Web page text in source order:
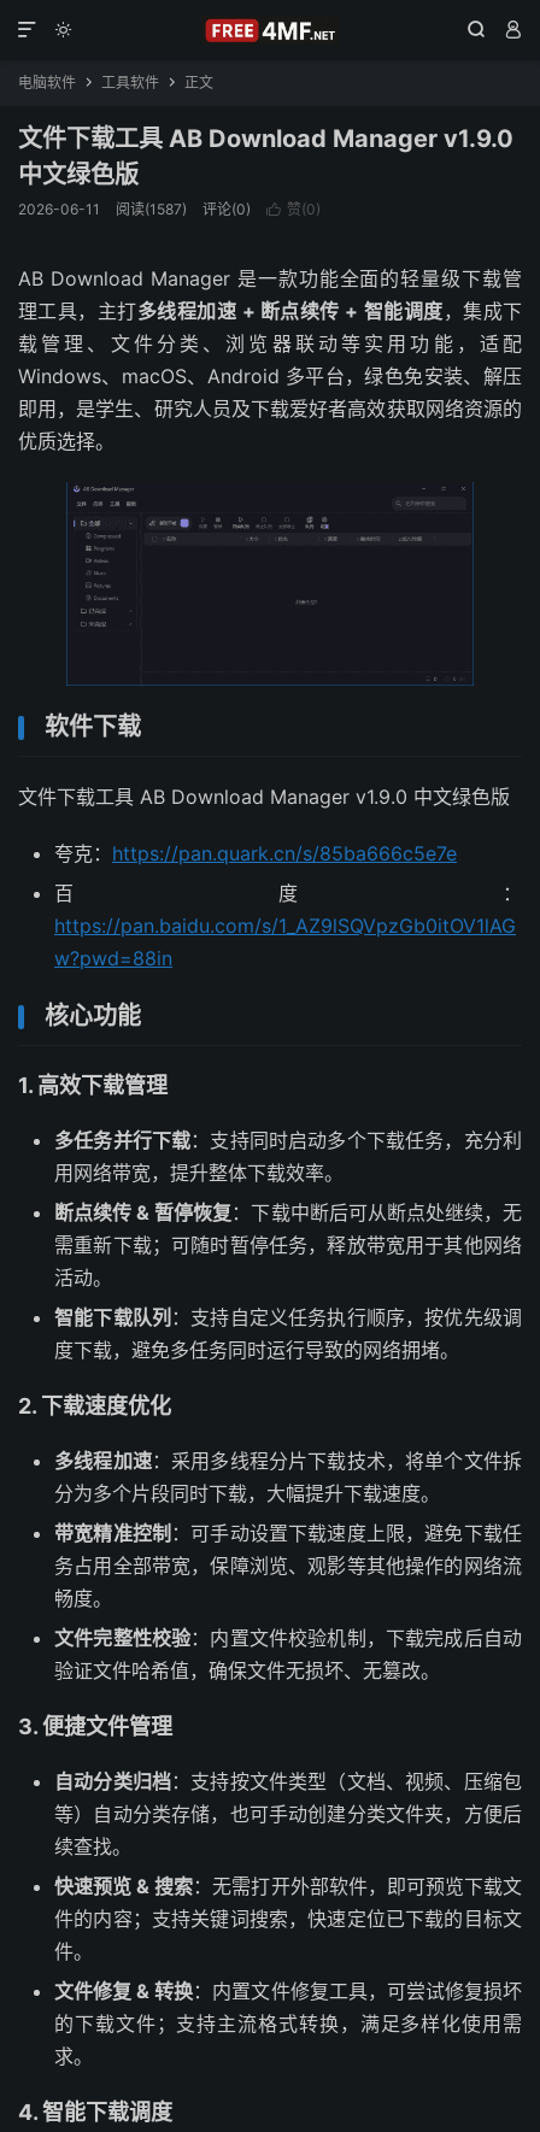
  

电脑软件  工具软件  正文
文件下载工具 AB Download Manager v1.9.0
中文绿色版
2026-06-11 阅读(1587) 评论(0)  赞(0)
AB Download Manager 是一款功能全面的轻量级下载管
理工具，主打多线程加速 + 断点续传 + 智能调度，集成下
载管理、文件分类、浏览器联动等实用功能，适配
Windows、macOS、Android 多平台，绿色免安装、解压
即用，是学生、研究人员及下载爱好者高效获取网络资源的
优质选择。
软件下载
文件下载工具 AB Download Manager v1.9.0 中文绿色版
夸克： https://pan.quark.cn/s/85ba666c5e7e
百度：
https://pan.baidu.com/s/1_AZ9lSQVpzGb0itOV1lAG
w?pwd=88in
核心功能
1. 高效下载管理
多任务并行下载：支持同时启动多个下载任务，充分利
用网络带宽，提升整体下载效率。
断点续传 & 暂停恢复 ：下载中断后可从断点处继续，无
需重新下载；可随时暂停任务，释放带宽用于其他网络
活动。
智能下载队列 ：支持自定义任务执行顺序，按优先级调
度下载，避免多任务同时运行导致的网络拥堵。
2. 下载速度优化
多线程加速：采用多线程分片下载技术，将单个文件拆
分为多个片段同时下载，大幅提升下载速度。
带宽精准控制 ：可手动设置下载速度上限，避免下载任
务占用全部带宽，保障浏览、观影等其他操作的网络流
畅度。
文件完整性校验：内置文件校验机制，下载完成后自动
验证文件哈希值，确保文件无损坏、无篡改。
3. 便捷文件管理
自动分类归档：支持按文件类型（文档、视频、压缩包
等）自动分类存储，也可手动创建分类文件夹，方便后
续查找。
快速预览 & 搜索：无需打开外部软件，即可预览下载文
件的内容；支持关键词搜索，快速定位已下载的目标文
件。
文件修复 & 转换：内置文件修复工具，可尝试修复损坏
的下载文件；支持主流格式转换，满足多样化使用需
求。
4. 智能下载调度